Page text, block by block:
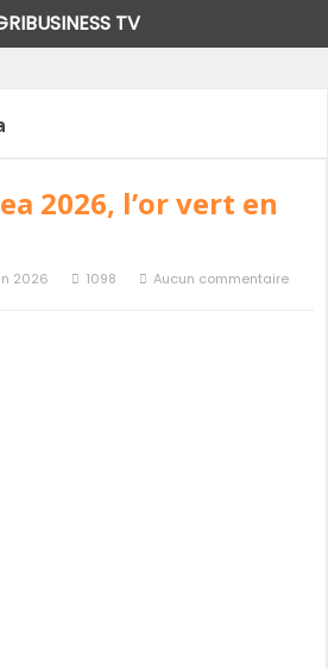
:Ghana
2026, l’or vert en
2026 1098 Aucun commentaire